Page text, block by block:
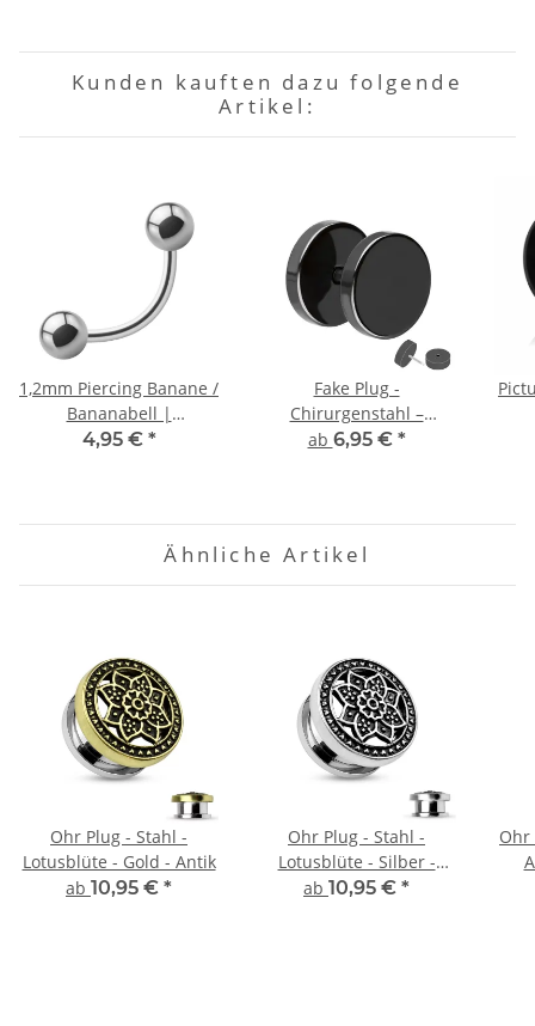
Kunden kauften dazu folgende
Artikel:
1,2mm Piercing Banane /
Bananabell |
Chirurgenstahl | Silber
4,95 € *
Fake Plug -
Chirurgenstahl –
Schwarz
ab 6,95 € *
Ähnliche Artikel
Ohr Plug - Stahl -
Lotusblüte - Gold - Antik
ab 10,95 € *
Ohr Plug - Stahl -
Lotusblüte - Silber -
Antik
ab 10,95 € *
Ohr